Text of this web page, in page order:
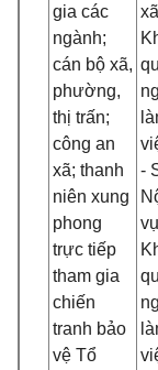
gia các
ngành;
cán bộ xã,
phường,
thị trấn;
công an
xã; thanh
niên xung
phong
trực tiếp
tham gia
chiến
tranh bảo
vệ Tổ
-